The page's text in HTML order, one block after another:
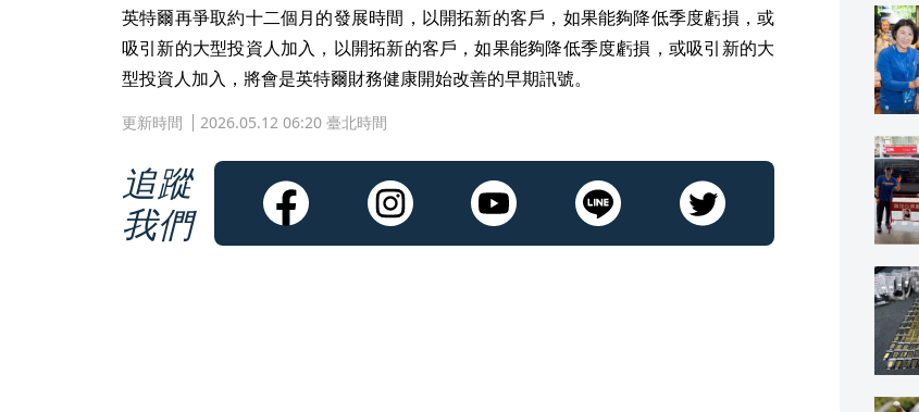
英特爾再爭取約十二個月的發展時間，以開拓新的客戶，如果能夠降低季度虧損，或
吸引新的大型投資人加入，以開拓新的客戶，如果能夠降低季度虧損，或吸引新的大
型投資人加入，將會是英特爾財務健康開始改善的早期訊號。
更新時間 2026.05.12 06:20 臺北時間
追蹤
我們